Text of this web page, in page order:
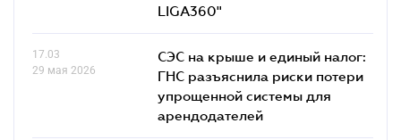
LIGA360"
17.03
29 мая 2026
СЭС на крыше и единый налог:
ГНС разъяснила риски потери
упрощенной системы для
арендодателей